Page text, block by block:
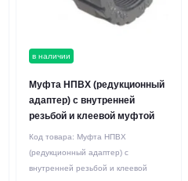
в наличии
Муфта НПВХ (редукционный
адаптер) с внутренней
резьбой и клеевой муфтой
Код товара: Муфта НПВХ
(редукционный адаптер) с
внутренней резьбой и клеевой